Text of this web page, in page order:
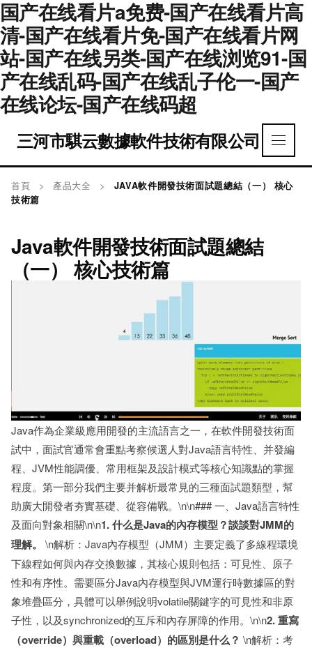
国产在线看片a免费-国产在线看片高
清-国产在线看片免-国产在线看片网
站-国产在线另类-国产在线浏览91-国
产在线乱码-国产在线乱子伦一-国产
在线论坛-国产在线码超
三河市騏云數據軟件技術有限公司
首頁 > 產品大全 >
JAVA軟件開發技術面試題總結（一） 核心
技術篇
Java軟件開發技術面試題總結
（一） 核心技術篇
Java作為企業級應用開發的主流語言之一，在軟件開發技術面
試中，面試官通常會重點考察候選人對Java語言特性、并發編
程、JVM性能調優、常用框架及設計模式等核心知識點的掌握
程度。第一部分我們主要并解析最常見的三種面試題類型，幫
助廣大開發者夯實基礎、從容備戰。\n\n### 一、Java語言特性
及面向對象相關\n\n1. 什么是Java的內存模型？談談對JMM的
理解。
\n解析：Java內存模型（JMM）主要定義了多線程環境
下線程如何與內存交換數據，其核心規則包括：可見性、原子
性和有序性。需要區分Java內存模型與JVM運行時數據區的對
象堆疊區分，具體可以舉例說明volatile關鍵字的可見性和非原
子性，以及synchronized的互斥和內存屏障的作用。\n\n2. 重寫
（override）與重載（overload）的區別是什么？ \n解析：考